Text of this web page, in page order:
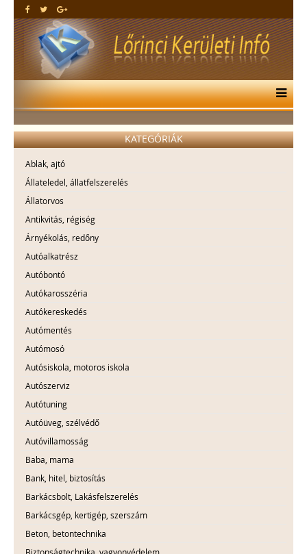
KATEGÓRIÁK
Ablak, ajtó
Állateledel, állatfelszerelés
Állatorvos
Antikvitás, régiség
Árnyékolás, redőny
Autóalkatrész
Autóbontó
Autókarosszéria
Autókereskedés
Autómentés
Autómosó
Autósiskola, motoros iskola
Autószerviz
Autótuning
Autóüveg, szélvédő
Autóvillamosság
Baba, mama
Bank, hitel, biztosítás
Barkácsbolt, Lakásfelszerelés
Barkácsgép, kertigép, szerszám
Beton, betontechnika
Biztonságtechnika, vagyonvédelem